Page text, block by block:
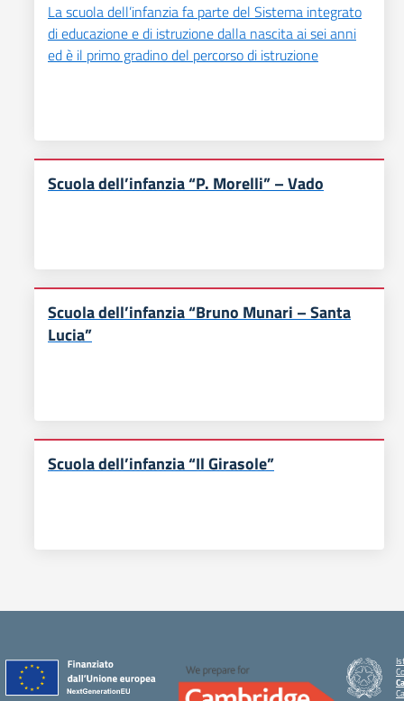
La scuola dell’infanzia fa parte del Sistema integrato
di educazione e di istruzione dalla nascita ai sei anni
ed è il primo gradino del percorso di istruzione
Scuola dell’infanzia “P. Morelli” – Vado
Scuola dell’infanzia “Bruno Munari – Santa
Lucia”
Scuola dell’infanzia “Il Girasole”